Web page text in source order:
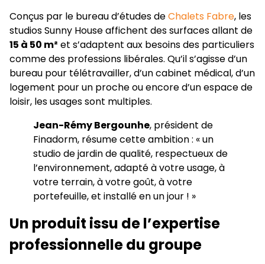
Conçus par le bureau d’études deChalets Fabre, les
studios Sunny House affichent des surfaces allant de
15 à 50 m² et s’adaptent aux besoins des particuliers
comme des professions libérales. Qu’il s’agisse d’un
bureau pour télétravailler, d’un cabinet médical, d’un
logement pour un proche ou encore d’un espace de
loisir, les usages sont multiples.
Jean-Rémy Bergounhe, président de
Finadorm, résume cette ambition : « un
studio de jardin de qualité, respectueux de
l’environnement, adapté à votre usage, à
votre terrain, à votre goût, à votre
portefeuille, et installé en un jour ! »
Un produit issu de l’expertise
professionnelle du groupe